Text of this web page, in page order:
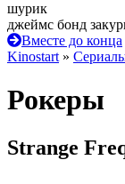
шурик
джеймс бонд
Вместе до конца
Kinostart »
Рокеры
Strange